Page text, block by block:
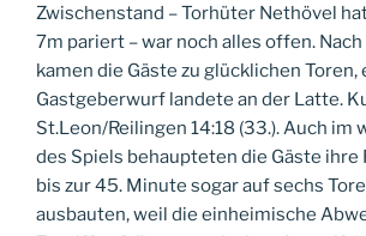
Zwischenstand – Torhüter Nethövel
7m pariert – war noch alles offen.
kamen die Gäste zu glücklichen Toren,
Gastgeberwurf landete an der Latte.
St.Leon/Reilingen 14:18 (33.). Auch im
des Spiels behaupteten die Gäste ihre
bis zur 45. Minute sogar auf sechs
ausbauten, weil die einheimische